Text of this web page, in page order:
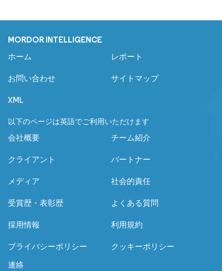
MORDOR INTELLIGENCE
ホーム レポート
お問い合わせ サイトマップ
XML
以下のページは英語でご利用いただけます
会社概要
チーム紹介
クライアント パートナー
メディア 社会的責任
受賞歴・表彰歴 よくある質問
採用情報 利用規約
プライバシーポリシー クッキーポリシー
連絡